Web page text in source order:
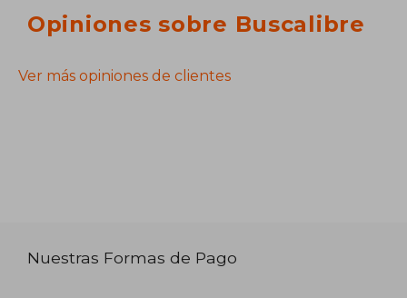
Opiniones sobre Buscalibre
Ver más opiniones de clientes
Nuestras Formas de Pago